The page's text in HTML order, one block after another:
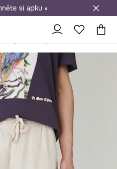
nad 1 200 Kč
si apku »